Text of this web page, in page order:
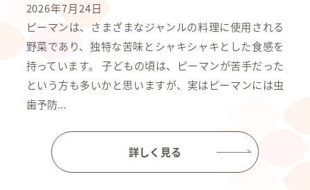
2026年7月24日
ピーマンは、さまざまなジャンルの料理に使用される
野菜であり、独特な苦味とシャキシャキとした食感を
持っています。 子どもの頃は、ピーマンが苦手だった
という方も多いかと思いますが、実はピーマンには虫
歯予防...
詳しく見る